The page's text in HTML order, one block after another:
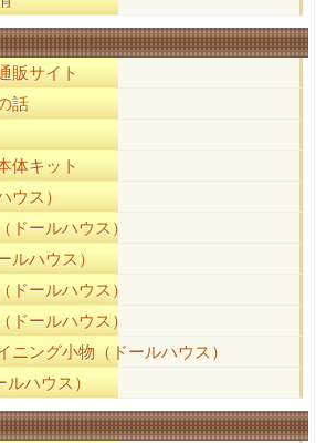
販サイト
話
体キット
ウス）
ドールハウス）
ルハウス）
ドールハウス）
ドールハウス）
ニング小物（ドールハウス）
ハウス）